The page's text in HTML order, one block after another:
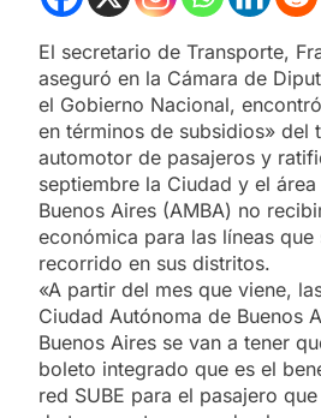
El secretario de Transporte,
aseguró en la Cámara de
el Gobierno Nacional,
en términos de subsidios» del
automotor de pasajeros y
septiembre la Ciudad y el
Buenos Aires (AMBA) no
económica para las líneas que
recorrido en sus distritos.
«A partir del mes que viene,
Ciudad Autónoma de Buenos
Buenos Aires se van a tener
boleto integrado que es el
red SUBE para el pasajero